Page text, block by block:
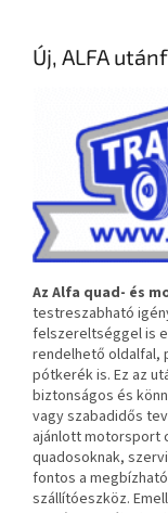
Új, ALFA
Az Alfa quad- és
testreszabható
felszereltséggel is
rendelhető oldalfal,
pótkerék is. Ez az
biztonságos és
vagy szabadidős
ajánlott motorsport
quadosoknak,
fontos a
szállítóeszköz.